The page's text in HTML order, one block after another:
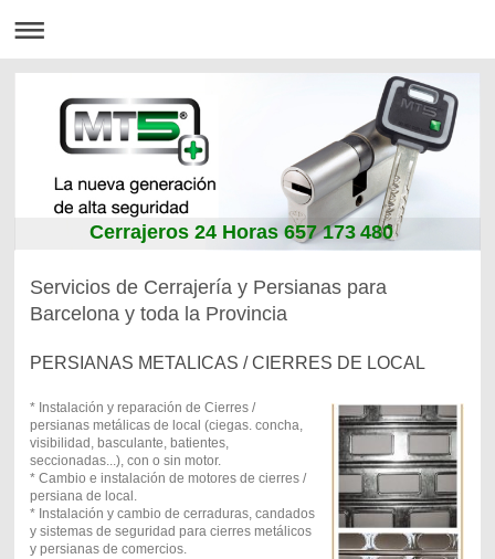
Cerrajeros 24 Horas 657 173 480
Servicios de Cerrajería y Persianas para
Barcelona y toda la Provincia
PERSIANAS METALICAS / CIERRES DE LOCAL
* Instalación y reparación de Cierres /
persianas metálicas de local (ciegas. concha,
visibilidad, basculante, batientes,
seccionadas...), con o sin motor.
* Cambio e instalación de motores de cierres /
persiana de local.
* Instalación y cambio de cerraduras, candados
y sistemas de seguridad para cierres metálicos
y persianas de comercios.